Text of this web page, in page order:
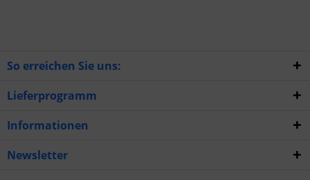
So erreichen Sie uns:
Lieferprogramm
Informationen
Newsletter